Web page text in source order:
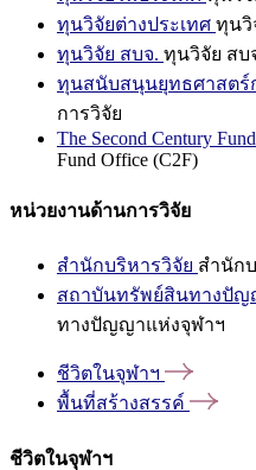
ทุนวิจัยต่างประเทศ ทุนวิ
ทุนวิจัย สบจ. ทุนวิจัย สบ
ทุนสนับสนุนยุทธศาสตร์
การวิจัย
The Second Century
Fund Office (C2F)
หน่วยงานด้านการวิจัย
สำนักบริหารวิจัย สำนัก
สถาบันทรัพย์สินทางปัญ
ทางปัญญาแห่งจุฬาฯ
ชีวิตในจุฬาฯ
พื้นที่สร้างสรรค์
ชีวิตในจุฬาฯ